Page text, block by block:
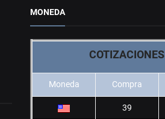
MONEDA
COTIZACIONES
Moneda Compra
39